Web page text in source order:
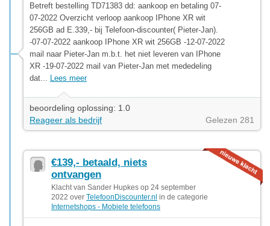
Betreft bestelling TD71383 dd: aankoop en betaling 07-
07-2022 Overzicht verloop aankoop IPhone XR wit
256GB ad E.339,- bij Telefoon-discounter( Pieter-Jan).
-07-07-2022 aankoop IPhone XR wit 256GB -12-07-2022
mail naar Pieter-Jan m.b.t. het niet leveren van IPhone
XR -19-07-2022 mail van Pieter-Jan met mededeling
dat... Lees meer
beoordeling oplossing: 1.0
Reageer als bedrijf
Gelezen 281
€139,- betaald, niets
ontvangen
Klacht van Sander Hupkes op 24 september
2022 over TelefoonDiscounter.nl in de categorie
Internetshops - Mobiele telefoons